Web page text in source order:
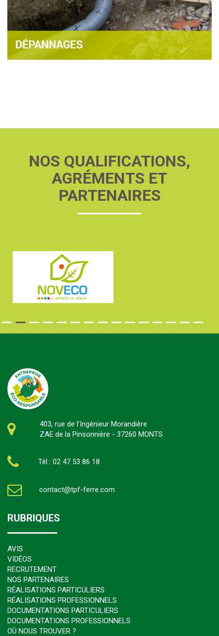
NOS QUALIFICATIONS,
AGRÉMENTS ET
PARTENAIRES
403, rue de l’Ingénieur Morandière
ZAE de la Pinsonnière - 37260 MONTS
Tél : 02 47 53 86 18
contact@tpf-ferre.com
RUBRIQUES
AVIS
VIDÉOS
RECRUTEMENT
NOS PARTENAIRES
RÉALISATIONS PARTICULIERS
RÉALISATIONS PROFESSIONNELS
DOCUMENTATIONS PARTICULIERS
DOCUMENTATIONS PROFESSIONNELS
OÙ NOUS TROUVER ?